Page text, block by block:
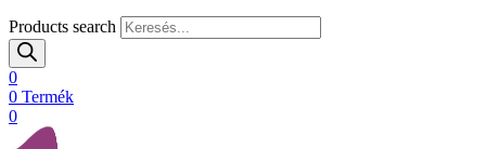
Products search
0
0 Termék
0